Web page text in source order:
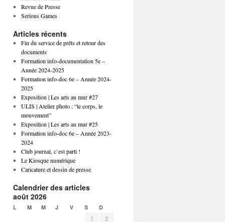
Revue de Presse
Serious Games
Articles récents
Fin du service de prêts et retour des
documents
Formation info-documentation 5e –
Année 2024-2025
Formation info-doc 6e – Année 2024-
2025
Exposition | Les arts au mur #27
ULIS | Atelier photo : “le corps, le
mouvement”
Exposition | Les arts au mur #25
Formation info-doc 6e – Année 2023-
2024
Club journal, c’est parti !
Le Kiosque numérique
Caricature et dessin de presse
Calendrier des articles
août 2026
L M M J V S D
1
2